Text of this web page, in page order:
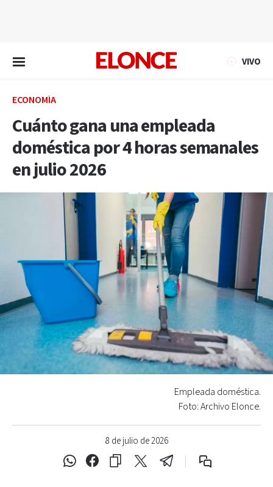
VIVO
ECONOMÍA
Cuánto gana una empleada
doméstica por 4 horas semanales
en julio 2026
8 de julio de 2026
Empleada doméstica.
Foto: Archivo Elonce.